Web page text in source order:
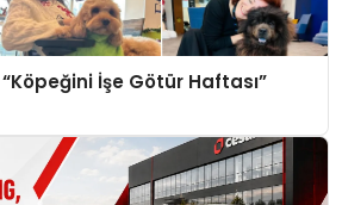
İşe Götür Haftası”